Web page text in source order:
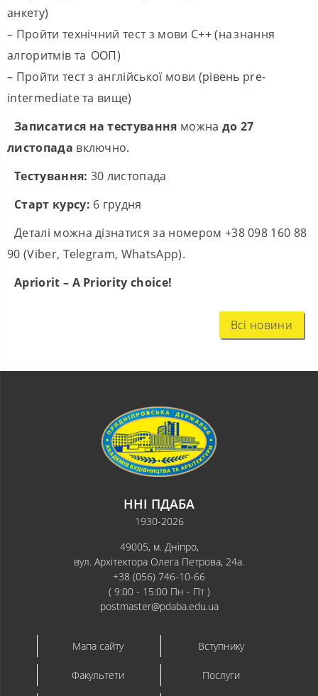
анкету)
– Пройти технічний тест з мови С++ (на знання
алгоритмів та ООП)
– Пройти тест з англійської мови (рівень pre-
intermediate та вище)
Записатися на тестування можна до 27
листопада включно.
Тестування: 30 листопада
Старт курсу: 6 грудня
Деталі можна дізнатися за номером +38 098 160 88
90 (Viber, Telegram, WhatsApp).
Apriorit – A Priority choice!
Всі новини
ННІ ПДАБА
1930-2026
49005, м. Дніпро,
вул. Архітектора Олега Петрова, 24а.
+38 (056) 746-10-66
( 9:00 - 15:00 Пн - Пт )
postmaster@pdaba.edu.ua
Мапа сайту Вступнику
Факультети Послуги